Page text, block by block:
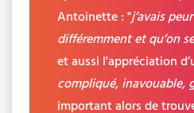
Antoinette : "j’avais
différemment et qu’on
et aussi l'appréciation
compliqué, inavouable,
important alors de